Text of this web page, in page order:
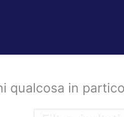
qualcosa in